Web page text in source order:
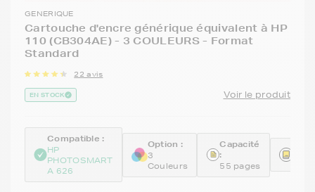
GENERIQUE
Cartouche d'encre générique équivalent à HP
110 (CB304AE) - 3 COULEURS - Format
Standard
22 avis
EN STOCK Voir le produit
Compatible :
HP
PHOTOSMART
A 626
Option :
3
Couleurs
Capacité
:
55 pages